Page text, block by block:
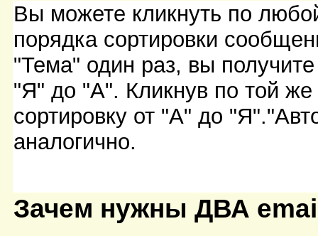
Вы можете кликнуть по
порядка сортировки
"Тема" один раз, вы
"Я" до "А". Кликнув по той
сортировку от "А" до
аналогично.
Зачем нужны ДВА